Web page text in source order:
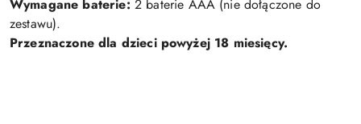
Wymagane baterie: 2 baterie AAA (nie dołączone do
zestawu).
Przeznaczone dla dzieci powyżej 18 miesięcy.